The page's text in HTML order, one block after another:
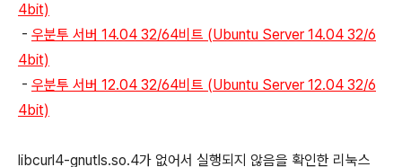
4bit)
- 우분투 서버 14.04 32/64비트 (Ubuntu Server 14.04 32/6
4bit)
- 우분투 서버 12.04 32/64비트 (Ubuntu Server 12.04 32/6
4bit)
libcurl4-gnutls.so.4가 없어서 실행되지 않음을 확인한 리눅스